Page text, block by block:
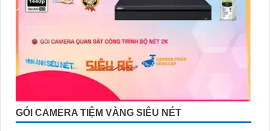
GÓI CAMERA TIỆM VÀNG SIÊU NÉT